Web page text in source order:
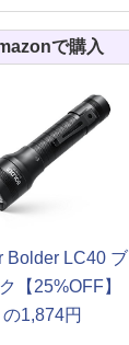
で購入
Bolder LC40 ブ
【25%OFF】
の1,874円